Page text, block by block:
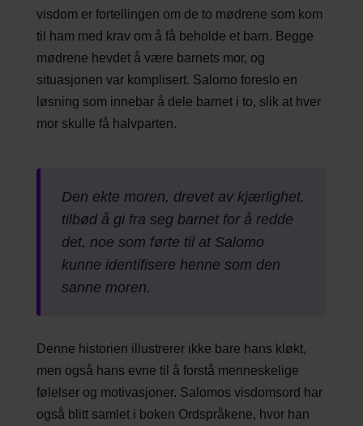
visdom er fortellingen om de to mødrene som kom
til ham med krav om å få beholde et barn. Begge
mødrene hevdet å være barnets mor, og
situasjonen var komplisert. Salomo foreslo en
løsning som innebar å dele barnet i to, slik at hver
mor skulle få halvparten.
Den ekte moren, drevet av kjærlighet,
tilbød å gi fra seg barnet for å redde
det, noe som førte til at Salomo
kunne identifisere henne som den
sanne moren.
Denne historien illustrerer ikke bare hans kløkt,
men også hans evne til å forstå menneskelige
følelser og motivasjoner. Salomos visdomsord har
også blitt samlet i boken Ordspråkene, hvor han